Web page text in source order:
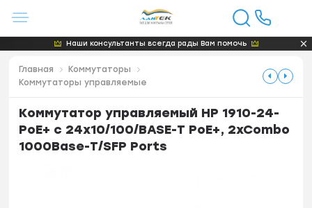
Наши консультанты всегда рады Вам помочь
Главная
Коммутаторы
Коммутаторы управляемые
Коммутатор управляемый HP 1910-24-
PoE+ с 24x10/100/BASE-T PoE+, 2xCombo
1000Base-T/SFP Ports